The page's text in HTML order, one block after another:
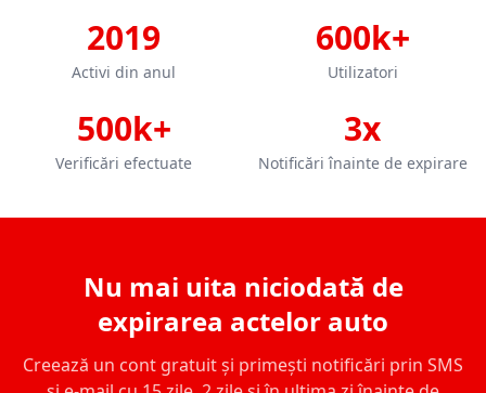
2019
Activi din anul
600k+
Utilizatori
500k+
Verificări efectuate
3x
Notificări înainte de expirare
Nu mai uita niciodată de
expirarea actelor auto
Creează un cont gratuit și primești notificări prin SMS